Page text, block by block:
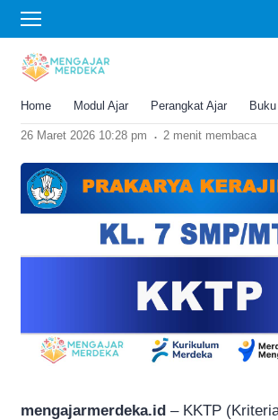
Home Modul Ajar Perangkat Ajar
BERANDA
KKTP Prakarya Kerajinan
SMP/MTs
Joko Umbaran
26 Maret 2026 10:28 pm . 2 menit membaca
mengajarmerdeka.id – KKTP